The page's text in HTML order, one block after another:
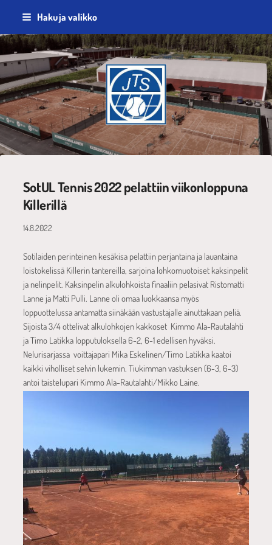
Siirry
sisältöön
Haku ja valikko
Jyväskylän Tennisseura ry
SotUL Tennis 2022 pelattiin viikonloppuna
Killerillä
14.8.2022
Sotilaiden perinteinen kesäkisa pelattiin perjantaina ja lauantaina
loistokelissä Killerin tantereilla, sarjoina lohkomuotoiset kaksinpelit
ja nelinpelit. Kaksinpelin alkulohkoista finaaliin pelasivat Ristomatti
Lanne ja Matti Pulli. Lanne oli omaa luokkaansa myös
loppuottelussa antamatta siinäkään vastustajalle ainuttakaan peliä.
Sijoista 3/4 ottelivat alkulohkojen kakkoset Kimmo Ala-Rautalahti
ja Timo Latikka lopputuloksella 6-2, 6-1 edellisen hyväksi.
Nelurisarjassa voittajapari Mika Eskelinen/Timo Latikka kaatoi
kaikki viholliset selvin lukemin. Tiukimman vastuksen (6-3, 6-3)
antoi taistelupari Kimmo Ala-Rautalahti/Mikko Laine.